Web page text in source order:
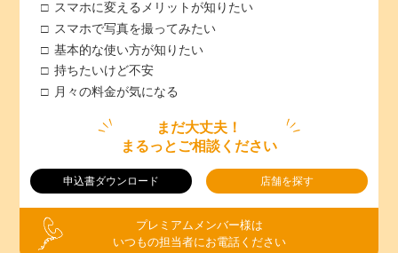
スマホに変えるメリットが知りたい
スマホで写真を撮ってみたい
基本的な使い方が知りたい
持ちたいけど不安
月々の料金が気になる
まだ大丈夫！
まるっとご相談ください
申込書ダウンロード 店舗を探す
プレミアムメンバー様は
いつもの担当者にお電話ください